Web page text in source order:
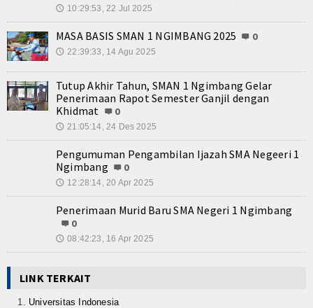
Kesehatan
Contact
🕔 10:29:53, 22 Jul 2025
MASA BASIS SMAN 1 NGIMBANG 2025 0
🕔 22:39:33, 14 Agu 2025
Tutup Akhir Tahun, SMAN 1 Ngimbang Gelar
Penerimaan Rapot Semester Ganjil dengan
Khidmat
0
🕔 21:05:14, 24 Des 2025
Pengumuman Pengambilan Ijazah SMA Negeeri 1
Ngimbang
0
🕔 12:28:14, 20 Apr 2025
Penerimaan Murid Baru SMA Negeri 1 Ngimbang
0
🕔 08:42:23, 16 Apr 2025
LINK TERKAIT
Universitas Indonesia